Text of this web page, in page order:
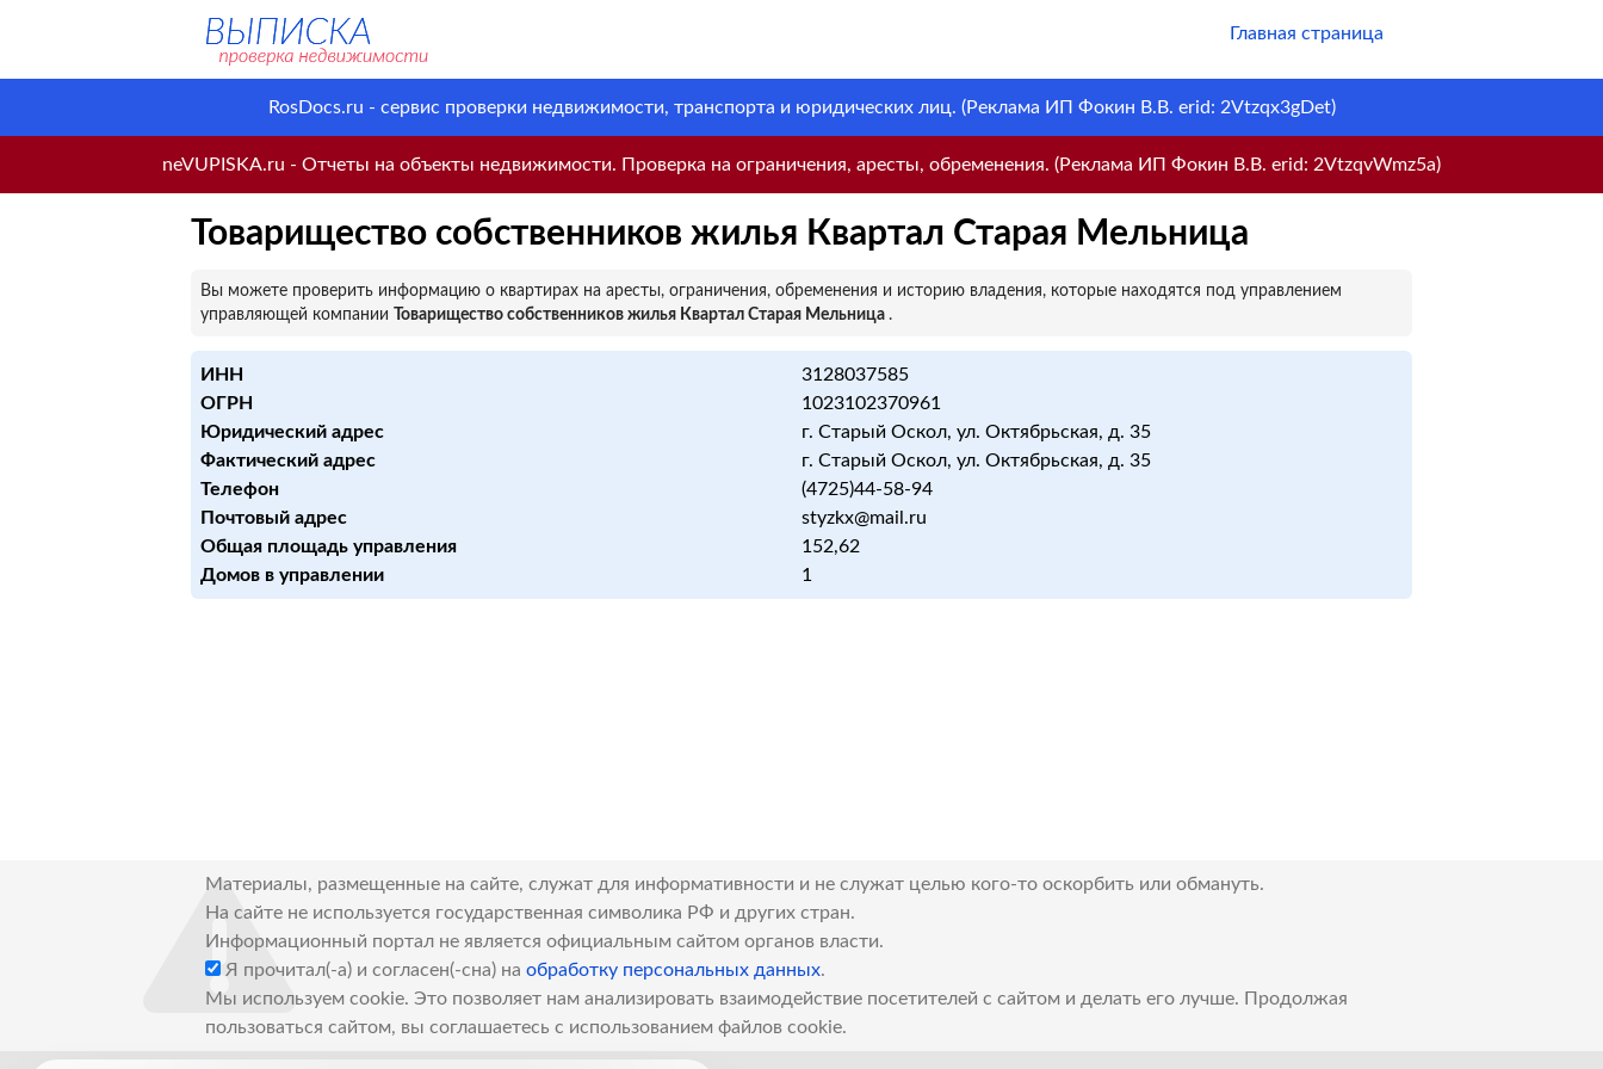
Главная страница
RosDocs.ru - сервис проверки недвижимости, транспорта и юридических лиц. (Реклама ИП Фокин В.В. erid: 2Vtzqx3gDet)
neVUPISKA.ru - Отчеты на объекты недвижимости. Проверка на ограничения, аресты, обременения. (Реклама ИП Фокин В.В. erid: 2VtzqvWmz5a)
Товарищество собственников жилья Квартал Старая Мельница
Вы можете проверить информацию о квартирах на аресты, ограничения, обременения и историю владения, которые находятся под управлением
управляющей компании
Товарищество собственников жилья Квартал Старая Мельница .
ИНН
3128037585
ОГРН
1023102370961
Юридический адрес
г. Старый Оскол, ул. Октябрьская, д. 35
Фактический адрес
г. Старый Оскол, ул. Октябрьская, д. 35
Телефон
(4725)44-58-94
Почтовый адрес
styzkx@mail.ru
Общая площадь управления
152,62
Домов в управлении
1
Материалы, размещенные на сайте, служат для информативности и не служат целью кого-то оскорбить или обмануть.
На сайте не используется государственная символика РФ и других стран.
Информационный портал не является официальным сайтом органов власти.
Я прочитал(-а) и согласен(-сна) на обработку персональных данных.
Мы используем cookie. Это позволяет нам анализировать взаимодействие посетителей с сайтом и делать его лучше. Продолжая
пользоваться сайтом, вы соглашаетесь с использованием файлов cookie.